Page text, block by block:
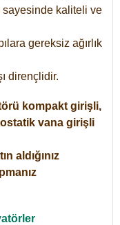
sayesinde kaliteli ve
gereksiz ağırlık
dirençlidir.
kompakt girişli,
vana girişli
aldığınız